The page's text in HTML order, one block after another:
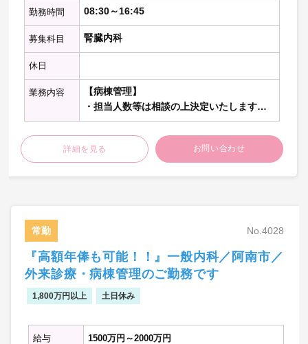
名）
名）
レビあり
※検食あり
※記載の件数等は目安の数字です。
勤務時間 08:30～16:45
募集科目 腎臓内科
休日
業務内容
【病棟管理】
・担当人数等は相談の上決定いたします。
【透析管理】
・透析ベッド数：58床、1日1~2クール行っ
ています。
週1回程度
※記載の件数等は目安の数字です。
詳細を見る お問い合わせ
常勤 No.4028
『高額年俸も可能！！』一般内科／阿南市／
外来診療・病棟管理のご勤務です
1,800万円以上 土日休み
給与 1500万円～2000万円